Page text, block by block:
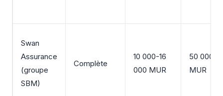
Swan
Assurance
(groupe
SBM)
Complète
10 000-16
000 MUR
50 000
MUR